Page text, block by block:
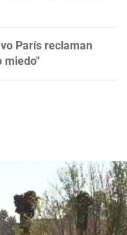
París reclaman
miedo"